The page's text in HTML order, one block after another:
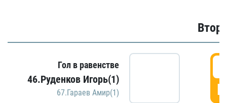
Гол в равенстве
46.Руденков Игорь(1)
67.Гараев Амир(1)